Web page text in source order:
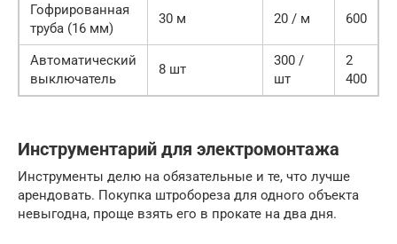
Гофрированная
труба (16 мм)
30 м 20 / м 600
Автоматический
выключатель
8 шт
300 /
шт
2
400
Инструментарий для электромонтажа
Инструменты делю на обязательные и те, что лучше
арендовать. Покупка штробореза для одного объекта
невыгодна, проще взять его в прокате на два дня.